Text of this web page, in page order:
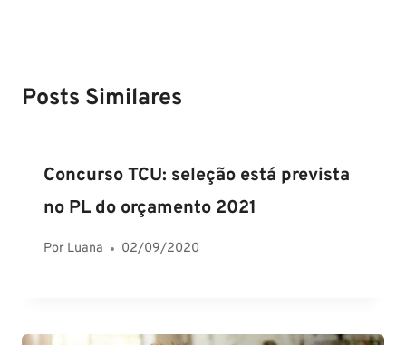
Posts Similares
Concurso TCU: seleção está prevista
no PL do orçamento 2021
Por Luana 02/09/2020